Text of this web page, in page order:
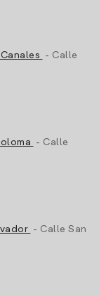
- Calle
- Calle
- Calle San